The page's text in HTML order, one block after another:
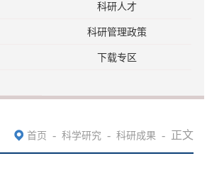
科研人才
科研管理政策
下载专区
首页 - 科学研究 - 科研成果 - 正文